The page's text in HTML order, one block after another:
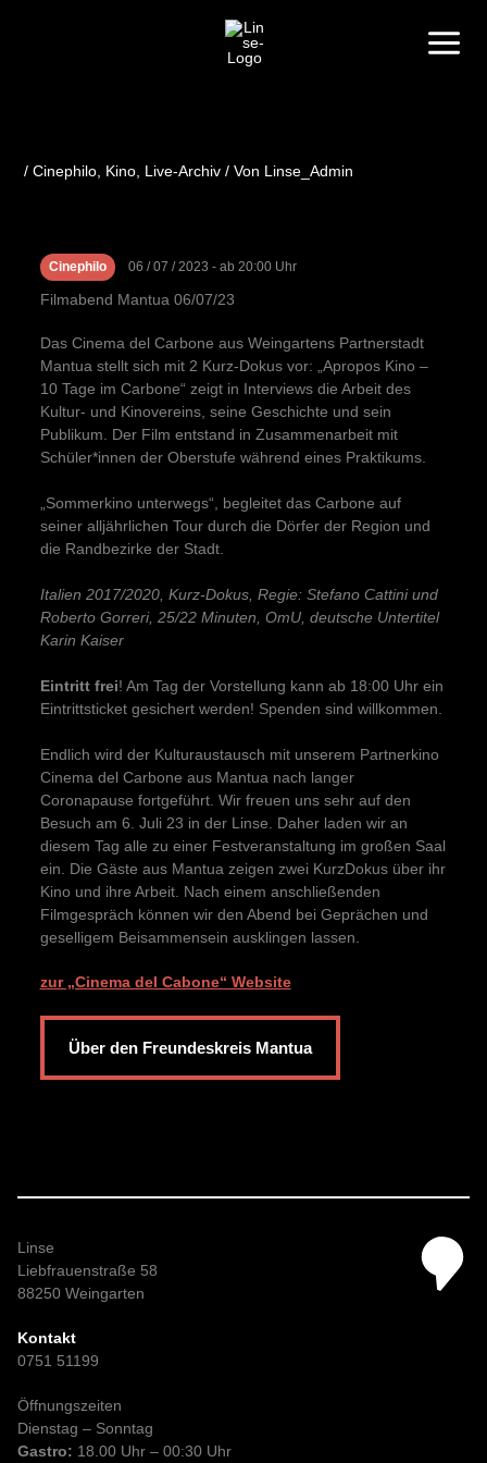
/ Cinephilo, Kino, Live-Archiv/ Von Linse_Admin
Cinephilo 06 / 07 / 2023 - ab 20:00 Uhr
Filmabend Mantua 06/07/23
Das Cinema del Carbone aus Weingartens Partnerstadt
Mantua stellt sich mit 2 Kurz-Dokus vor: „Apropos Kino –
10 Tage im Carbone“ zeigt in Interviews die Arbeit des
Kultur- und Kinovereins, seine Geschichte und sein
Publikum. Der Film entstand in Zusammenarbeit mit
Schüler*innen der Oberstufe während eines Praktikums.
„Sommerkino unterwegs“, begleitet das Carbone auf
seiner alljährlichen Tour durch die Dörfer der Region und
die Randbezirke der Stadt.
Italien 2017/2020, Kurz-Dokus, Regie: Stefano Cattini und
Roberto Gorreri, 25/22 Minuten, OmU, deutsche Untertitel
Karin Kaiser
Eintritt frei! Am Tag der Vorstellung kann ab 18:00 Uhr ein
Eintrittsticket gesichert werden! Spenden sind willkommen.
Endlich wird der Kulturaustausch mit unserem Partnerkino
Cinema del Carbone aus Mantua nach langer
Coronapause fortgeführt. Wir freuen uns sehr auf den
Besuch am 6. Juli 23 in der Linse. Daher laden wir an
diesem Tag alle zu einer Festveranstaltung im großen Saal
ein. Die Gäste aus Mantua zeigen zwei KurzDokus über ihr
Kino und ihre Arbeit. Nach einem anschließenden
Filmgespräch können wir den Abend bei Geprächen und
geselligem Beisammensein ausklingen lassen.
zur „Cinema del Cabone“ Website
Über den Freundeskreis Mantua
Linse
Liebfrauenstraße 58
88250 Weingarten
Kontakt
0751 51199
Öffnungszeiten
Dienstag – Sonntag
Gastro: 18.00 Uhr – 00:30 Uhr